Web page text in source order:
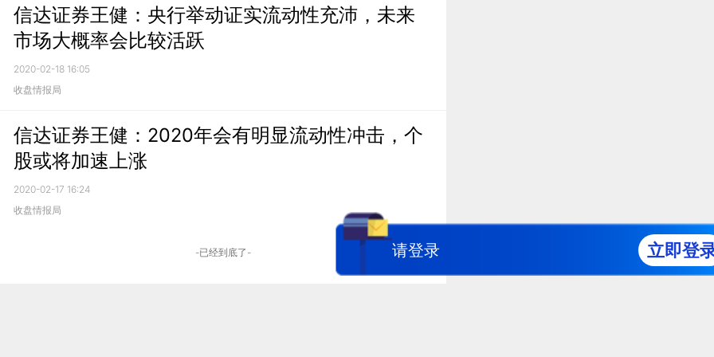
信达证券王健：央行举动证实流动性充沛，未来
市场大概率会比较活跃
2020-02-18 16:05
收盘情报局
信达证券王健：2020年会有明显流动性冲击，个
股或将加速上涨
2020-02-17 16:24
收盘情报局
-已经到底了- 请登录 立即登